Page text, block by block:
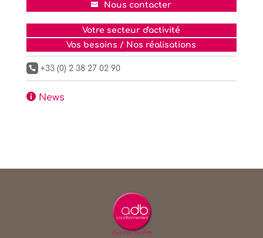
Nous contacter
Votre secteur d'activité
Vos besoins / Nos réalisations
 +33 (0) 2 38 27 02 90
News